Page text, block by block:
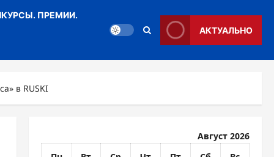
ПРЕМИИ.
АКТУАЛЬНО
в RUSKI
Август 2026